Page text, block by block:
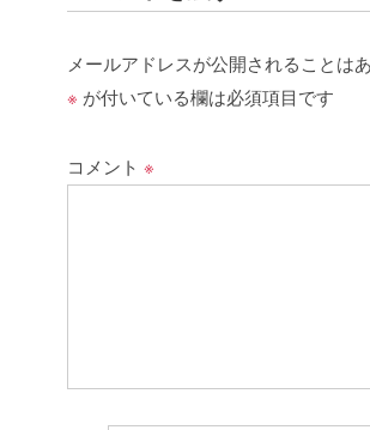
メールアドレスが公開されることは
※ が付いている欄は必須項目です
コメント ※